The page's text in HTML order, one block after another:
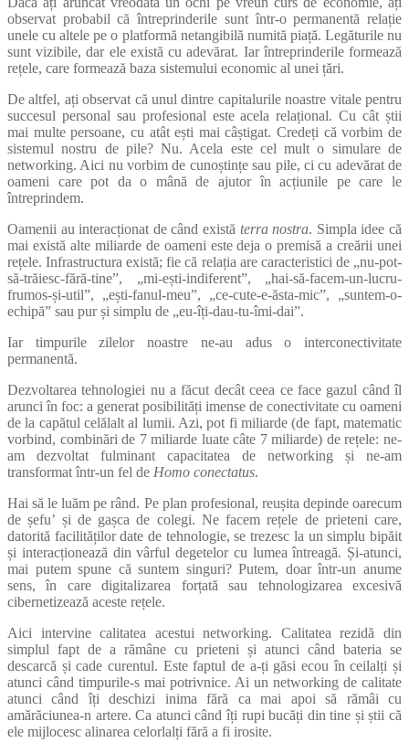
observat probabil că întreprinderile sunt într-o permanentă relație
unele cu altele pe o platformă netangibilă numită piață. Legăturile nu
sunt vizibile, dar ele există cu adevărat. Iar întreprinderile formează
rețele, care formează baza sistemului economic al unei țări.
De altfel, ați observat că unul dintre capitalurile noastre vitale pentru
succesul personal sau profesional este acela relațional. Cu cât știi
mai multe persoane, cu atât ești mai câștigat. Credeți că vorbim de
sistemul nostru de pile? Nu. Acela este cel mult o simulare de
networking. Aici nu vorbim de cunoștințe sau pile, ci cu adevărat de
oameni care pot da o mână de ajutor în acțiunile pe care le
întreprindem.
Oamenii au interacționat de când există terra nostra. Simpla idee că
mai există alte miliarde de oameni este deja o premisă a creării unei
rețele. Infrastructura există; fie că relația are caracteristici de „nu-pot-
să-trăiesc-fără-tine”, „mi-ești-indiferent”, „hai-să-facem-un-lucru-
frumos-și-util”, „ești-fanul-meu”, „ce-cute-e-ăsta-mic”, „suntem-o-
echipă” sau pur și simplu de „eu-îți-dau-tu-îmi-dai”.
Iar timpurile zilelor noastre ne-au adus o interconectivitate
permanentă.
Dezvoltarea tehnologiei nu a făcut decât ceea ce face gazul când îl
arunci în foc: a generat posibilități imense de conectivitate cu oameni
de la capătul celălalt al lumii. Azi, pot fi miliarde (de fapt, matematic
vorbind, combinări de 7 miliarde luate câte 7 miliarde) de rețele: ne-
am dezvoltat fulminant capacitatea de networking și ne-am
transformat într-un fel de Homo conectatus.
Hai să le luăm pe rând. Pe plan profesional, reușita depinde oarecum
de șefu’ și de gașca de colegi. Ne facem rețele de prieteni care,
datorită facilităților date de tehnologie, se trezesc la un simplu bipăit
și interacționează din vârful degetelor cu lumea întreagă. Și-atunci,
mai putem spune că suntem singuri? Putem, doar într-un anume
sens, în care digitalizarea forțată sau tehnologizarea excesivă
cibernetizează aceste rețele.
Aici intervine calitatea acestui networking. Calitatea rezidă din
simplul fapt de a rămâne cu prieteni și atunci când bateria se
descarcă și cade curentul. Este faptul de a-ți găsi ecou în ceilalți și
atunci când timpurile-s mai potrivnice. Ai un networking de calitate
atunci când îți deschizi inima fără ca mai apoi să rămâi cu
amărăciunea-n artere. Ca atunci când îți rupi bucăți din tine și știi că
ele mijlocesc alinarea celorlalți fără a fi irosite.